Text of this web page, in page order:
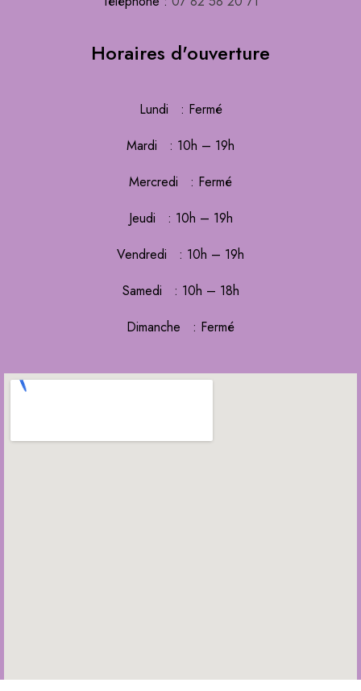
Horaires d'ouverture
Lundi : Fermé
Mardi : 10h – 19h
Mercredi : Fermé
Jeudi : 10h – 19h
Vendredi : 10h – 19h
Samedi : 10h – 18h
Dimanche : Fermé